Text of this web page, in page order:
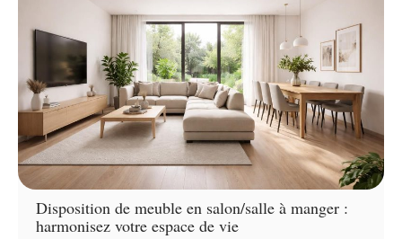
Disposition de meuble en salon/salle à manger :
harmonisez votre espace de vie